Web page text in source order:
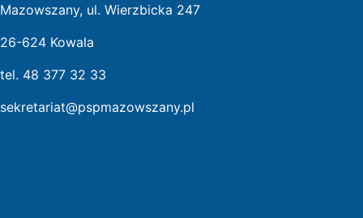
Mazowszany, ul. Wierzbicka 247
26-624 Kowala
tel. 48 377 32 33
sekretariat@pspmazowszany.pl